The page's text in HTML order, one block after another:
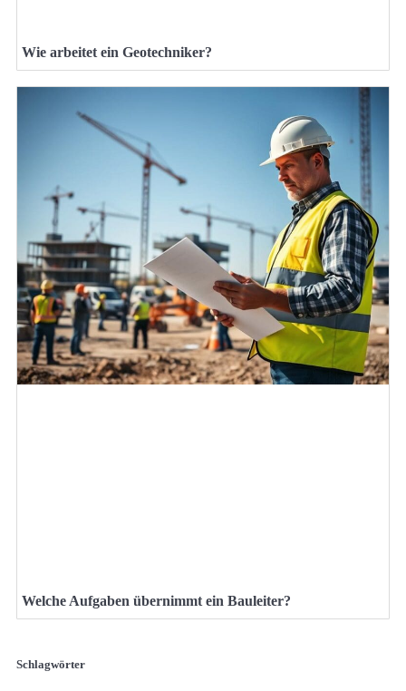
Wie arbeitet ein Geotechniker?
Welche Aufgaben übernimmt ein Bauleiter?
Schlagwörter